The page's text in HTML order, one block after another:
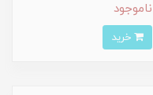
ناموجود